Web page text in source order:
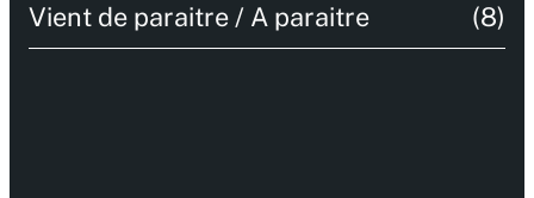
Vient de paraitre / A paraitre (8)